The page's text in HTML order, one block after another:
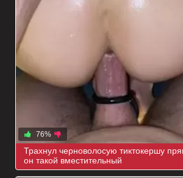
76%
Трахнул черноволосую тиктокершу
он такой вместительный